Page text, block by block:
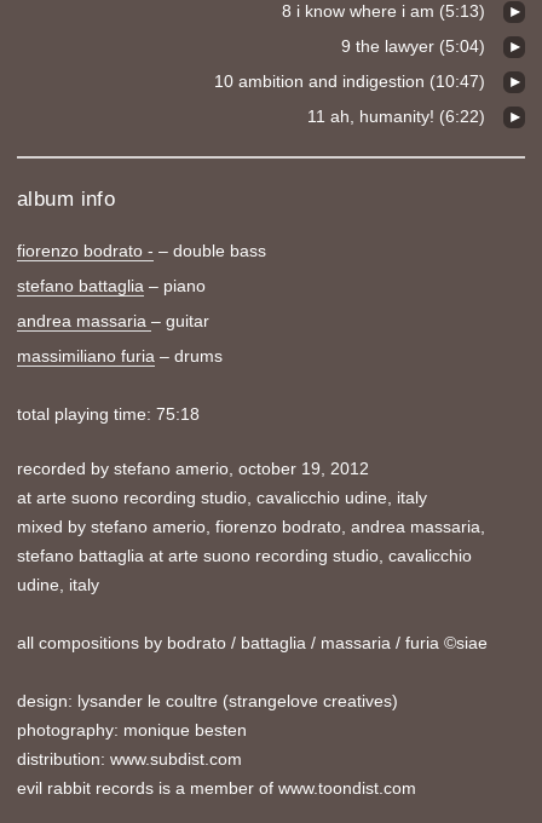
8 i know where i am (5:13)
9 the lawyer (5:04)
10 ambition and indigestion (10:47)
11 ah, humanity! (6:22)
album info
fiorenzo bodrato - – double bass
stefano battaglia – piano
andrea massaria – guitar
massimiliano furia – drums
total playing time: 75:18
recorded by stefano amerio, october 19, 2012
at arte suono recording studio, cavalicchio udine, italy
mixed by stefano amerio, fiorenzo bodrato, andrea massaria,
stefano battaglia at arte suono recording studio, cavalicchio
udine, italy
all compositions by bodrato / battaglia / massaria / furia ©siae
design: lysander le coultre (strangelove creatives)
photography: monique besten
distribution: www.subdist.com
evil rabbit records is a member of www.toondist.com